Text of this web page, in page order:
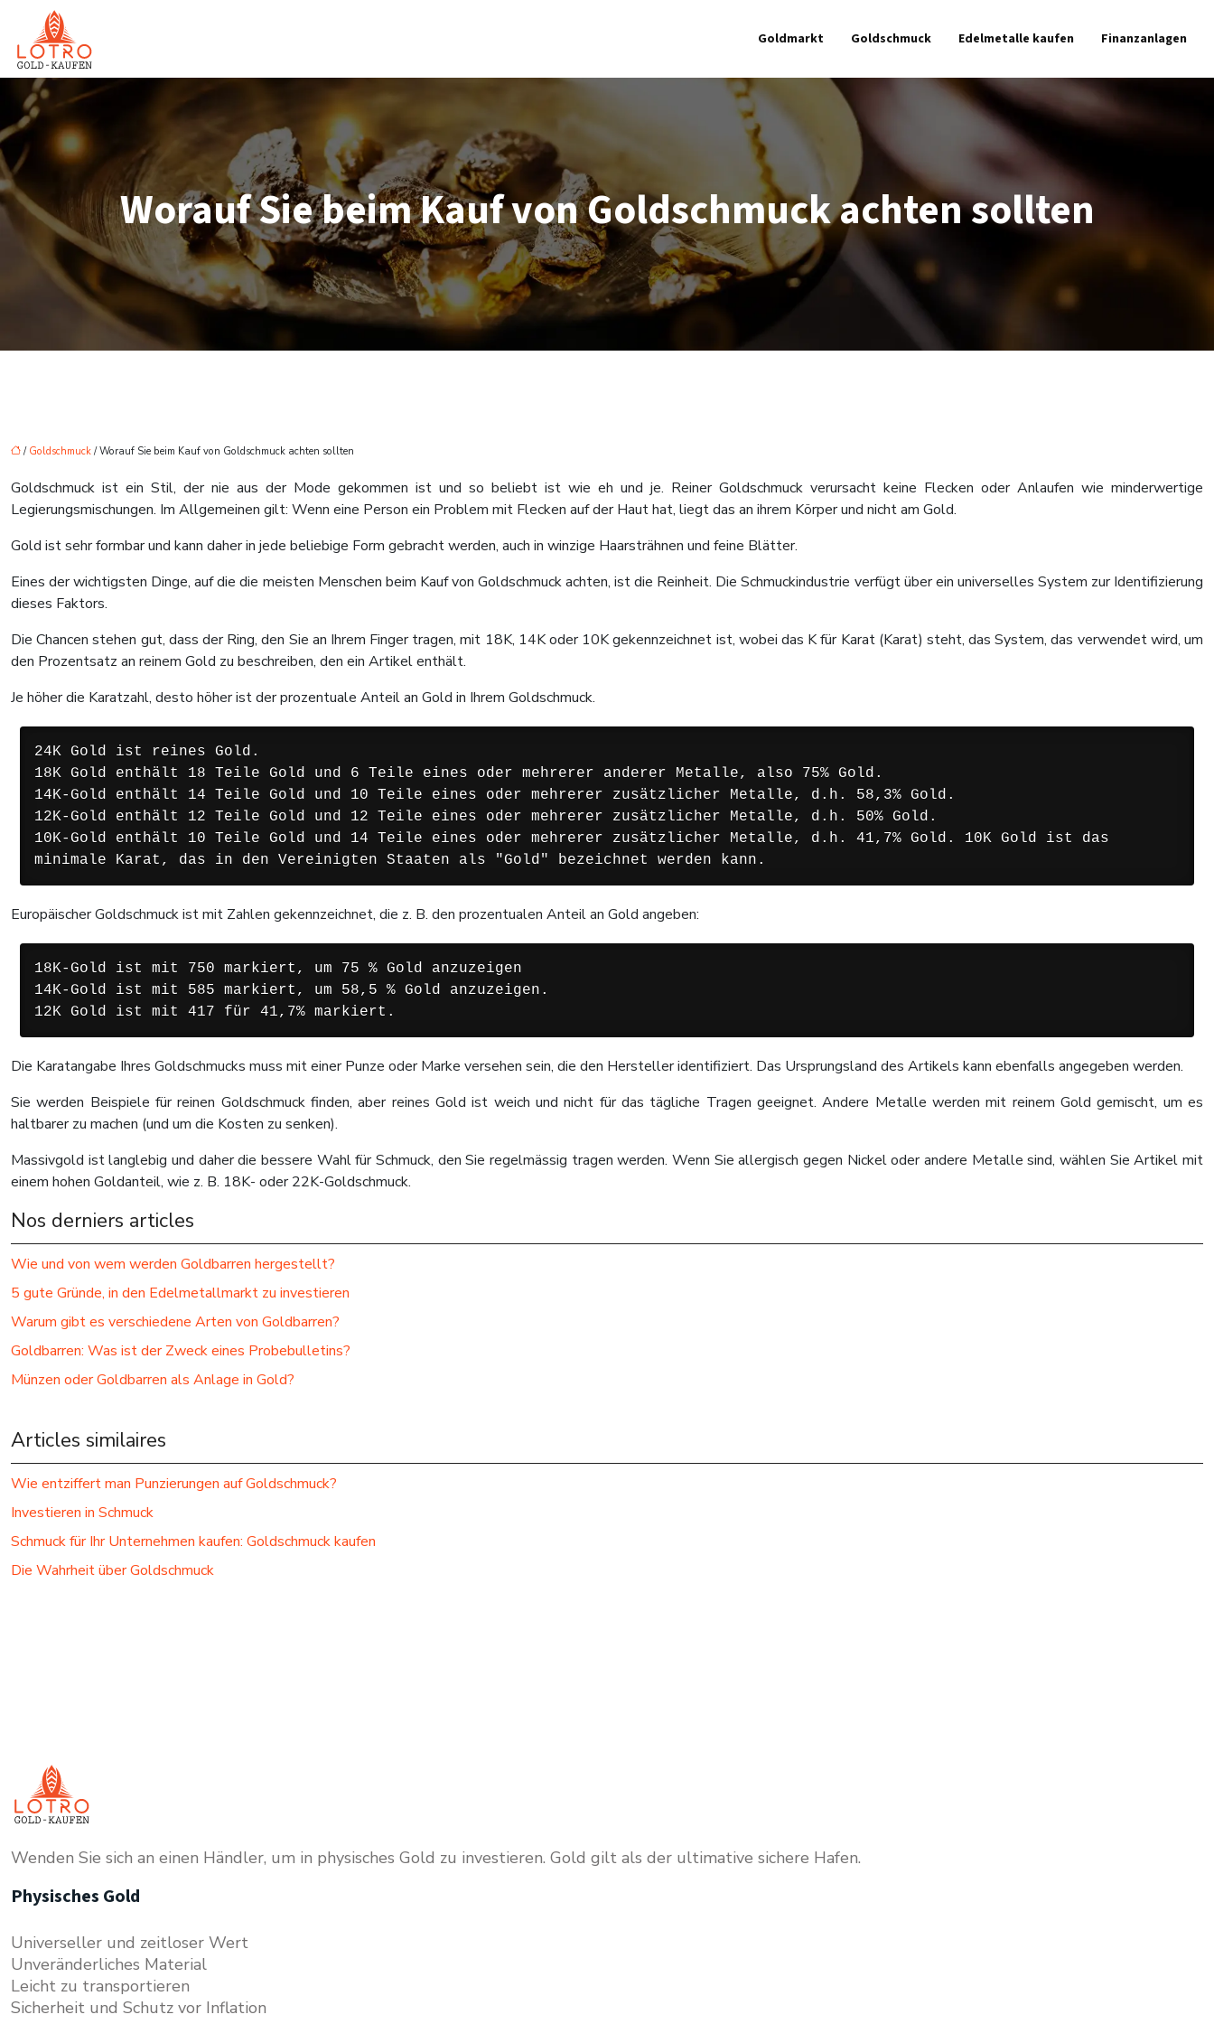
Goldmarkt Goldschmuck Edelmetalle kaufen Finanzanlagen
Worauf Sie beim Kauf von Goldschmuck achten sollten
/ Goldschmuck / Worauf Sie beim Kauf von Goldschmuck achten sollten
Goldschmuck ist ein Stil, der nie aus der Mode gekommen ist und so beliebt ist wie eh und je. Reiner Goldschmuck verursacht keine Flecken oder Anlaufen wie minderwertige
Legierungsmischungen. Im Allgemeinen gilt: Wenn eine Person ein Problem mit Flecken auf der Haut hat, liegt das an ihrem Körper und nicht am Gold.
Gold ist sehr formbar und kann daher in jede beliebige Form gebracht werden, auch in winzige Haarsträhnen und feine Blätter.
Eines der wichtigsten Dinge, auf die die meisten Menschen beim Kauf von Goldschmuck achten, ist die Reinheit. Die Schmuckindustrie verfügt über ein universelles System zur Identifizierung
dieses Faktors.
Die Chancen stehen gut, dass der Ring, den Sie an Ihrem Finger tragen, mit 18K, 14K oder 10K gekennzeichnet ist, wobei das K für Karat (Karat) steht, das System, das verwendet wird, um
den Prozentsatz an reinem Gold zu beschreiben, den ein Artikel enthält.
Je höher die Karatzahl, desto höher ist der prozentuale Anteil an Gold in Ihrem Goldschmuck.
24K Gold ist reines Gold.
18K Gold enthält 18 Teile Gold und 6 Teile eines oder mehrerer anderer Metalle, also 75% Gold.
14K-Gold enthält 14 Teile Gold und 10 Teile eines oder mehrerer zusätzlicher Metalle, d.h. 58,3% Gold.
12K-Gold enthält 12 Teile Gold und 12 Teile eines oder mehrerer zusätzlicher Metalle, d.h. 50% Gold.
10K-Gold enthält 10 Teile Gold und 14 Teile eines oder mehrerer zusätzlicher Metalle, d.h. 41,7% Gold. 10K Gold ist das
minimale Karat, das in den Vereinigten Staaten als "Gold" bezeichnet werden kann.
Europäischer Goldschmuck ist mit Zahlen gekennzeichnet, die z. B. den prozentualen Anteil an Gold angeben:
18K-Gold ist mit 750 markiert, um 75 % Gold anzuzeigen
14K-Gold ist mit 585 markiert, um 58,5 % Gold anzuzeigen.
12K Gold ist mit 417 für 41,7% markiert.
Die Karatangabe Ihres Goldschmucks muss mit einer Punze oder Marke versehen sein, die den Hersteller identifiziert. Das Ursprungsland des Artikels kann ebenfalls angegeben werden.
Sie werden Beispiele für reinen Goldschmuck finden, aber reines Gold ist weich und nicht für das tägliche Tragen geeignet. Andere Metalle werden mit reinem Gold gemischt, um es
haltbarer zu machen (und um die Kosten zu senken).
Massivgold ist langlebig und daher die bessere Wahl für Schmuck, den Sie regelmässig tragen werden. Wenn Sie allergisch gegen Nickel oder andere Metalle sind, wählen Sie Artikel mit
einem hohen Goldanteil, wie z. B. 18K- oder 22K-Goldschmuck.
Nos derniers articles
Wie und von wem werden Goldbarren hergestellt?
5 gute Gründe, in den Edelmetallmarkt zu investieren
Warum gibt es verschiedene Arten von Goldbarren?
Goldbarren: Was ist der Zweck eines Probebulletins?
Münzen oder Goldbarren als Anlage in Gold?
Articles similaires
Wie entziffert man Punzierungen auf Goldschmuck?
Investieren in Schmuck
Schmuck für Ihr Unternehmen kaufen: Goldschmuck kaufen
Die Wahrheit über Goldschmuck
Wenden Sie sich an einen Händler, um in physisches Gold zu investieren. Gold gilt als der ultimative sichere Hafen.
Physisches Gold
Universeller und zeitloser Wert
Unveränderliches Material
Leicht zu transportieren
Sicherheit und Schutz vor Inflation